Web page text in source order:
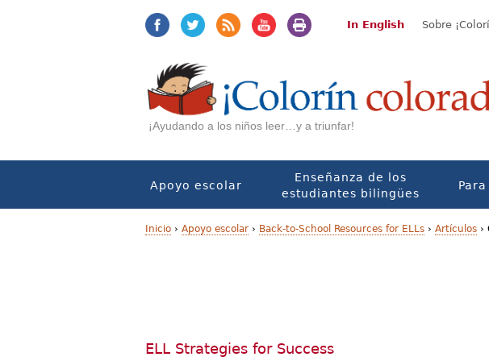
In English Sobre
¡Ayudando a los niños leer…y a triunfar!
Apoyo escolar
Enseñanza de los
estudiantes bilingües
e
Inicio › Apoyo escolar › Back-to-School Resources for ELLs › Artículos ›
ELL Strategies for Success